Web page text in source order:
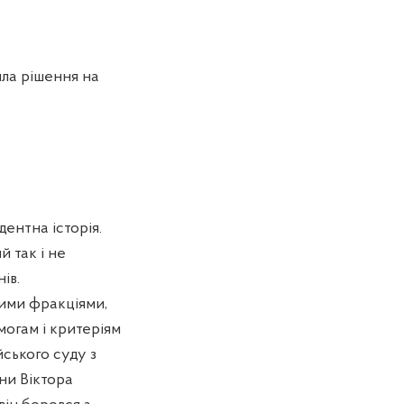
рішення на
історія.
так і не
фракціями,
і критеріям
суду з
Віктора